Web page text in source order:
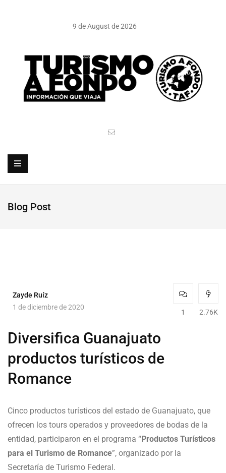
9 de August de 2026
Blog Post
Zayde Ruíz
1 de diciembre de 2020
1 2.76K
Diversifica Guanajuato
productos turísticos de
Romance
Cinco productos turísticos del estado de Guanajuato, que
ofrecen los tours operados y proveedores de bodas de la
entidad, participaron en el programa “Productos Turísticos
para el Turismo de Romance”, organizado por la
Secretaría de Turismo Federal.